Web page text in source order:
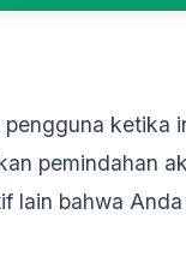
ketika
pemindahan
lain bahwa